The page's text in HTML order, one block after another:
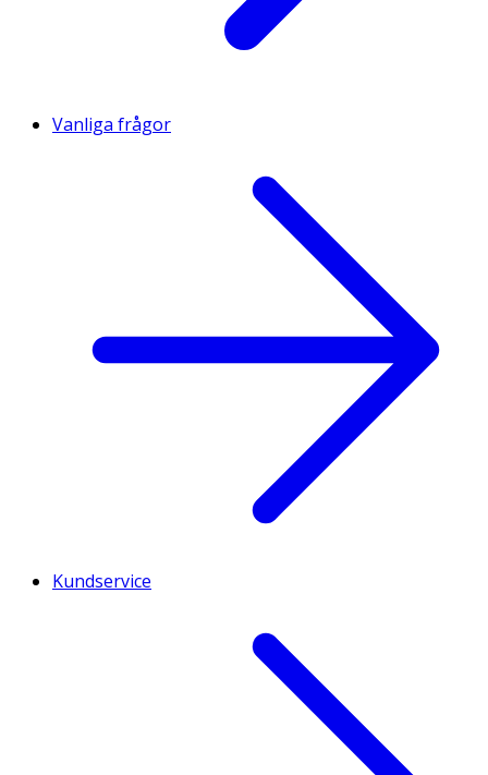
Vanliga frågor
Kundservice